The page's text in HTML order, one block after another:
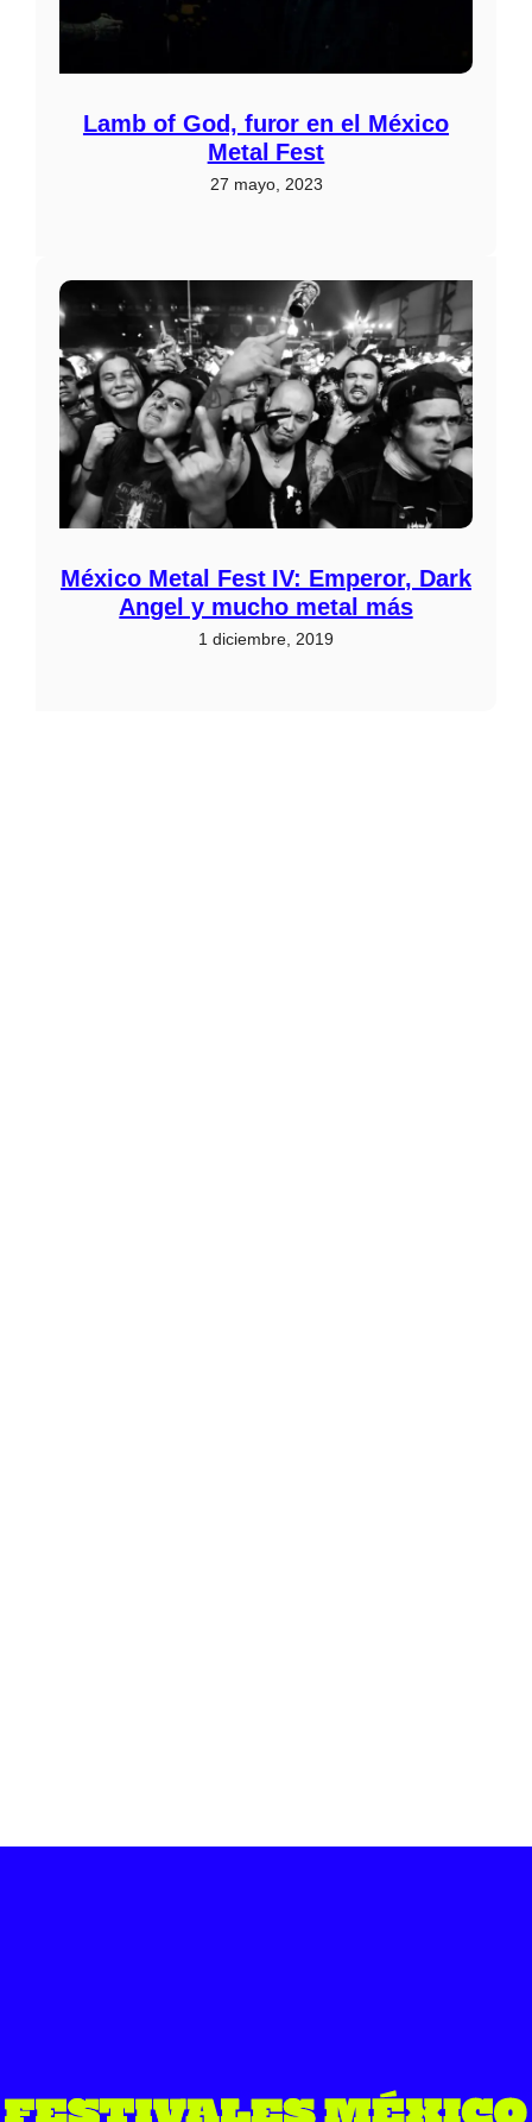
Lamb of God, furor en el México
Metal Fest
27 mayo, 2023
México Metal Fest IV: Emperor, Dark
Angel y mucho metal más
1 diciembre, 2019